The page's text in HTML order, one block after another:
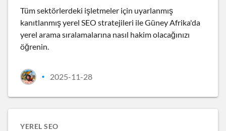
Tüm sektörlerdeki işletmeler için uyarlanmış
kanıtlanmış yerel SEO stratejileri ile Güney Afrika'da
yerel arama sıralamalarına nasıl hakim olacağınızı
öğrenin.
• 2025-11-28
YEREL SEO